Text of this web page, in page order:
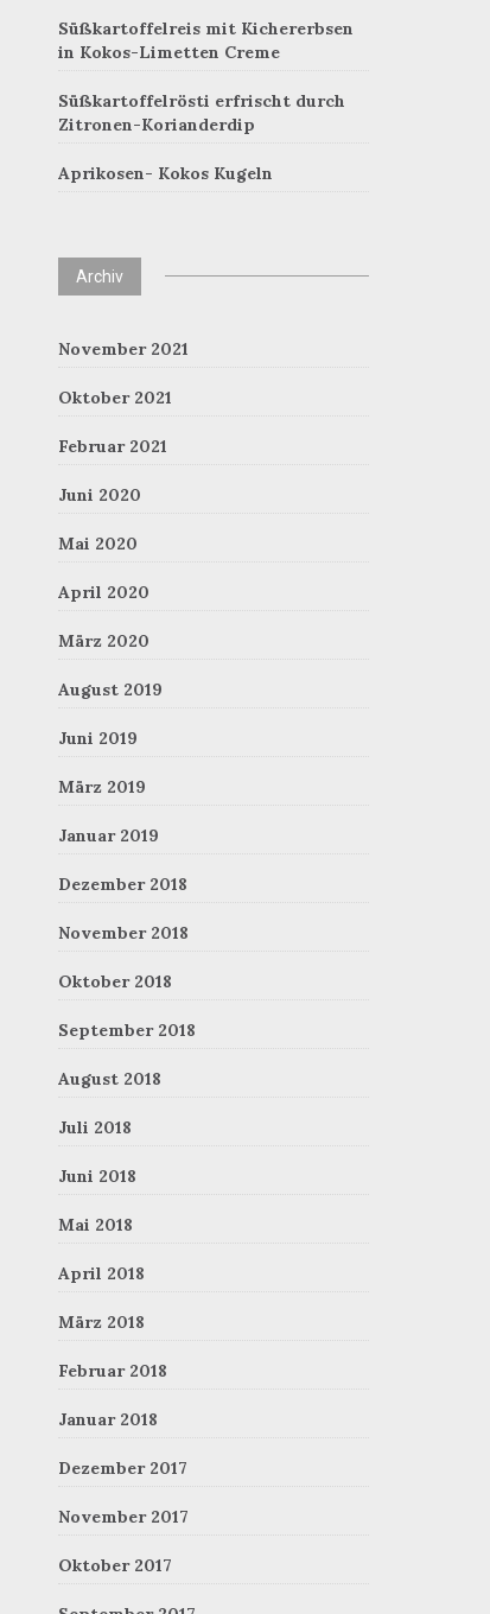
Süßkartoffelreis mit Kichererbsen
in Kokos-Limetten Creme
Süßkartoffelrösti erfrischt durch
Zitronen-Korianderdip
Aprikosen- Kokos Kugeln
Archiv
November 2021
Oktober 2021
Februar 2021
Juni 2020
Mai 2020
April 2020
März 2020
August 2019
Juni 2019
März 2019
Januar 2019
Dezember 2018
November 2018
Oktober 2018
September 2018
August 2018
Juli 2018
Juni 2018
Mai 2018
April 2018
März 2018
Februar 2018
Januar 2018
Dezember 2017
November 2017
Oktober 2017